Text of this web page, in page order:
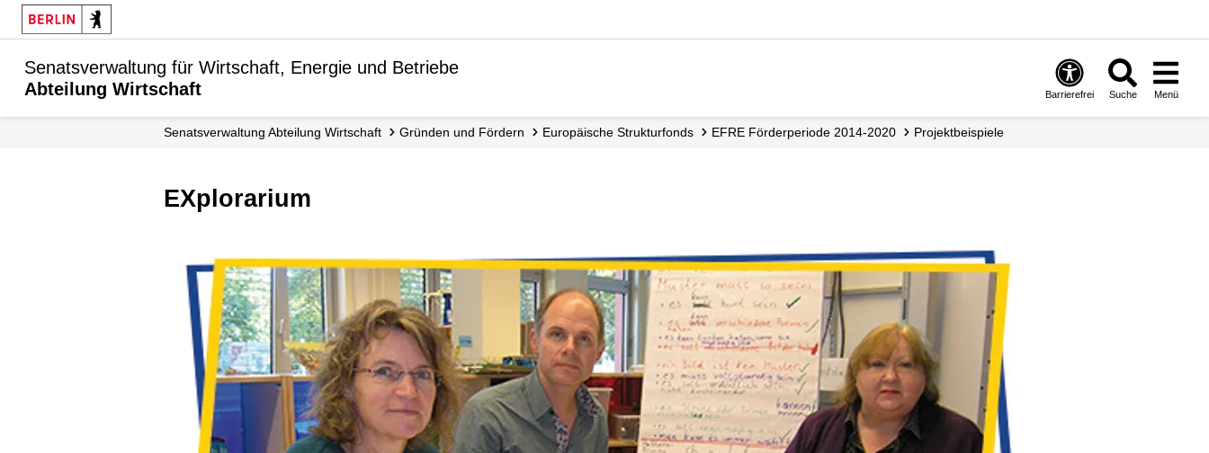
Senatsverwaltung für Wirtschaft, Energie und Betriebe
Abteilung Wirtschaft
Barrierefrei Suche Menü
Senats­verwaltung Abteilung Wirtschaft Gründen und Fördern Europäische Strukturfonds EFRE Förderperiode 2014-2020 Projekt­beispiele
eXplorarium